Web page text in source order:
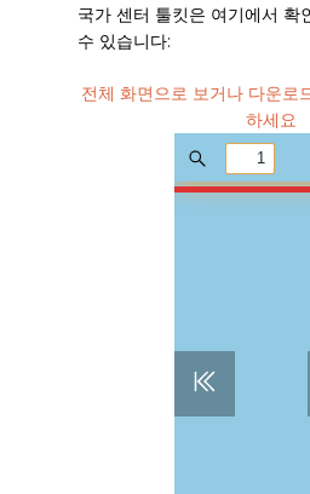
국가 센터 툴킷은 여기에서 확
수 있습니다:
전체 화면으로 보거나 다운로
하세요